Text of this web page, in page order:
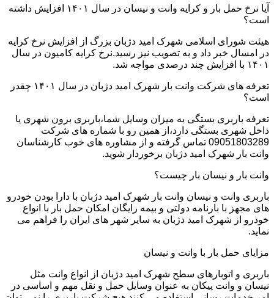
آیا نرخ حمل بار و کرایه وانت و نیسان در سال ۱۴۰۱ افزایش داشته
است؟
هیئت شورای اسلامی شهرک امید دژبان بزرگ از افزایش نرخ کرایه
در امسال خبر داد و به تصویب نیز رسید.نرخ کرایه کامیون در سال
۱۴۰۱ با افزایش چند درصدی مواجه شد.
تعرفه های شرکت وانت بار شهرک امید دژبان در سال ۱۴۰۱ چقدر
است؟
تعرفه باربری بستگی به میزان وسایل شما،باربری برون شهری یا
داخل شهری بستگی دارد،از همین رو با شماره های شرکت
09051803289 تماس گرفته و از مشاوره های خوب کارشناسان
وانت بار شهرک امید دژبان برخوردار شوید.
وانت بار و نیسان بار چیست؟
باربری وانت و نیسان وانت بار شهرک امید دژبان با دارا بودن خودرو
های مجهز با بارنامه دولتی و بیمه رایگان امکان حمل بار با انواع
خودرو از شهرک امید دژبان به سایر شهر های ایران را فراهم می
نماید.
مزایای حمل بار با وانت و نیسان
باربری و اتوبارهای سطح شهرک امید دژبان از انواع وانت مثل
نیسان و وانت پیکان به عنوان وسایل حمل و نقل مهم و اساسی در